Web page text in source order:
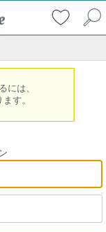
には、
す。